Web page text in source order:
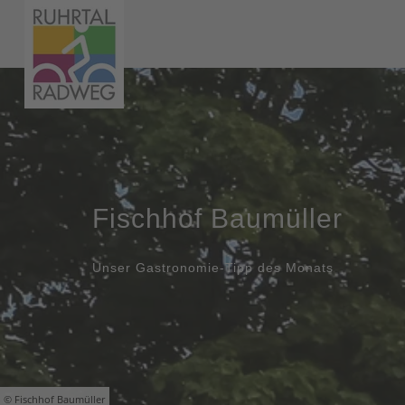
© Fischhof Baumüller
Fischhof Baumüller
Unser Gastronomie-Tipp des Monats